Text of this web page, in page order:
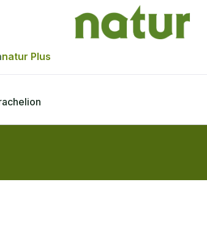
natur Plus